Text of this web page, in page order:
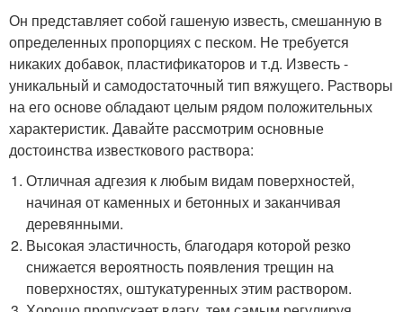
Он представляет собой гашеную известь, смешанную в
определенных пропорциях с песком. Не требуется
никаких добавок, пластификаторов и т.д. Известь -
уникальный и самодостаточный тип вяжущего. Растворы
на его основе обладают целым рядом положительных
характеристик. Давайте рассмотрим основные
достоинства известкового раствора:
Отличная адгезия к любым видам поверхностей,
начиная от каменных и бетонных и заканчивая
деревянными.
Высокая эластичность, благодаря которой резко
снижается вероятность появления трещин на
поверхностях, оштукатуренных этим раствором.